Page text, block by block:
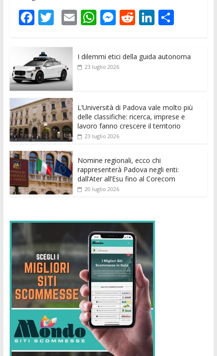
F
e
b
o
o
k
T
itt
er
E
ai
l
W
s
p
M
ss
e
er
R
di
Li
e
C
di
I dilemmi etici della guida autonoma
23 luglio 2026
L’Università di Padova vale molto più
delle classifiche: ricerca, imprese e
lavoro fanno crescere il territorio
23 luglio 2026
Nomine regionali, ecco chi
rappresenterà Padova negli enti:
dall’Ater all’Esu fino al Corecom
20 luglio 2026